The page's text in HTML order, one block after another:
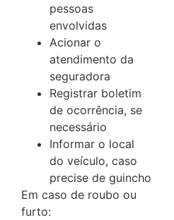
pessoas
envolvidas
Acionar o
atendimento da
seguradora
Registrar boletim
de ocorrência, se
necessário
Informar o local
do veículo, caso
precise de guincho
Em caso de roubo ou
furto: